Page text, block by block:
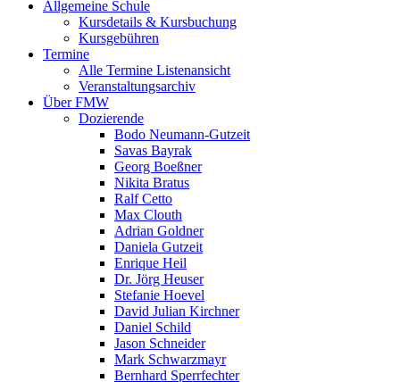
Allgemeine Schule
Kursdetails & Kursbuchung
Kursgebühren
Termine
Alle Termine Listenansicht
Veranstaltungsarchiv
Über FMW
Dozierende
Bodo Neumann-Gutzeit
Savas Bayrak
Georg Boeßner
Nikita Bratus
Ralf Cetto
Max Clouth
Adrian Goldner
Daniela Gutzeit
Enrique Heil
Dr. Jörg Heuser
Stefanie Hoevel
David Julian Kirchner
Daniel Schild
Jason Schneider
Mark Schwarzmayr
Bernhard Sperrfechter